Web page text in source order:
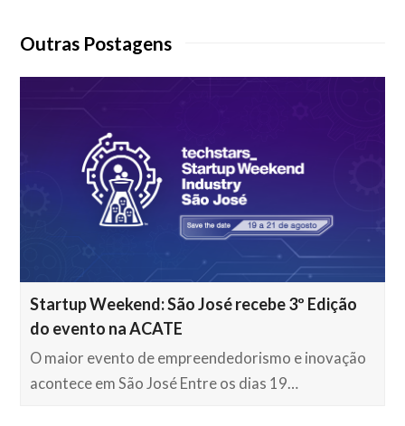
Outras Postagens
Startup Weekend: São José recebe 3º Edição
do evento na ACATE
O maior evento de empreendedorismo e inovação
acontece em São José Entre os dias 19…